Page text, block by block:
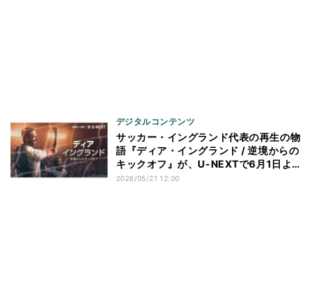
デジタルコンテンツ
サッカー・イングランド代表の再生の物
語『ディア・イングランド / 逆境からの
キックオフ』が、U-NEXTで6月1日より
独占配信開始
2026/05/21 12:00